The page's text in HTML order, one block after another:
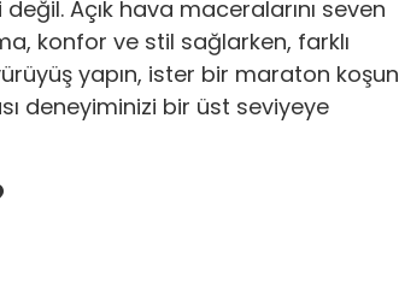
Açık hava maceralarını seven
konfor ve stil sağlarken, farklı
yapın, ister bir maraton koşun
deneyiminizi bir üst seviyeye